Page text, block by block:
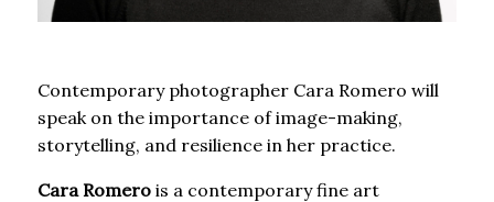
Contemporary photographer Cara Romero will
speak on the importance of image-making,
storytelling, and resilience in her practice.
Cara Romerois a contemporary fine art